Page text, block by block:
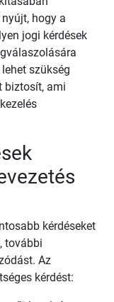
hogy a
jogi kérdések
szükség
biztosít, ami
kérdéseket
további
Az
kérdést: